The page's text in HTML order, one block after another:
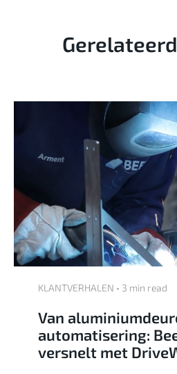
KLANTVERHALEN • 3 min read
Van
automatisering:
versnelt met